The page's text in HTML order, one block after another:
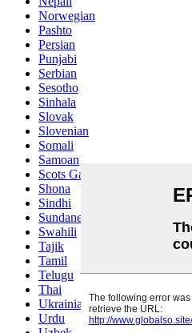
Norwegian
Pashto
Persian
Punjabi
Serbian
Sesotho
Sinhala
Slovak
Slovenian
Somali
Samoan
Scots Gaelic
Shona
Sindhi
Sundanese
Swahili
Tajik
Tamil
Telugu
Thai
Ukrainian
Urdu